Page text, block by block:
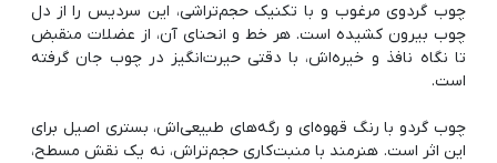
چوب گردوی مرغوب و با تکنیک حجم‌تراشی، این سردیس را از دل
چوب بیرون کشیده است. هر خط و انحنای آن، از عضلات منقبض
تا نگاه نافذ و خیره‌اش، با دقتی حیرت‌انگیز در چوب جان گرفته
چوب گردو با رنگ قهوه‌ای و رگه‌های طبیعی‌اش، بستری اصیل برای
این اثر است. هنرمند با منبت‌کاری حجم‌تراش، نه یک نقش مسطح،